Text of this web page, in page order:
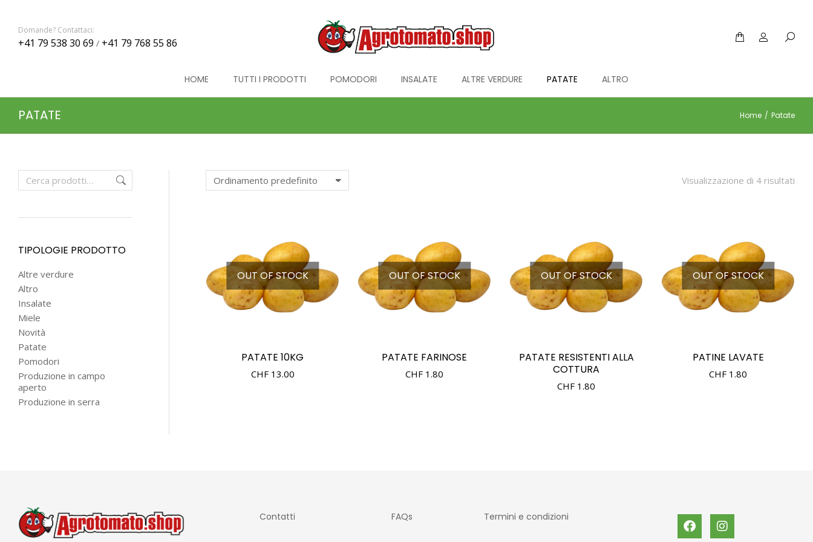
Domande? Contattaci:
+41 79 538 30 69 / +41 79 768 55 86
HOME TUTTI I PRODOTTI POMODORI INSALATE ALTRE VERDURE PATATE ALTRO
PATATE Home Patate
Visualizzazione di 4 risultati
OUT OF STOCK
PATATE 10KG
CHF13.00
OUT OF STOCK
PATATE FARINOSE
CHF 1.80
OUT OF STOCK
PATATE RESISTENTI ALLA
COTTURA
CHF 1.80
OUT OF STOCK
PATINE LAVATE
CHF 1.80
TIPOLOGIE PRODOTTO
Altre verdure
Altro
Insalate
Miele
Novità
Patate
Pomodori
Produzione in campo
aperto
Produzione in serra
Contatti FAQs Termini e condizioni